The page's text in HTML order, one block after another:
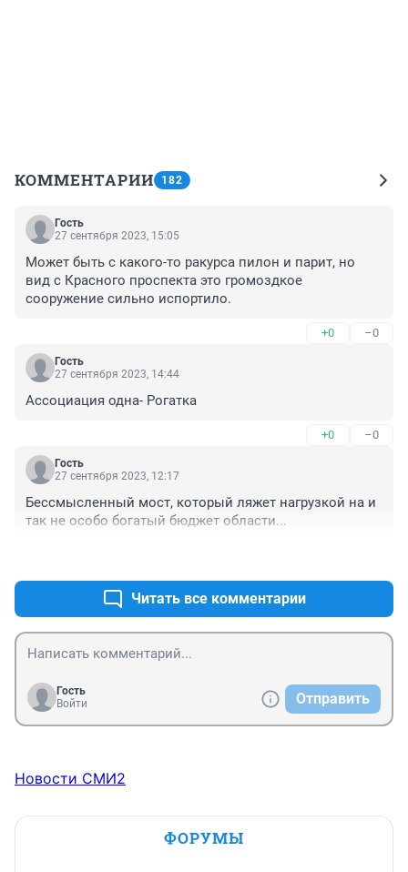
КОММЕНТАРИИ 182
Гость
27 сентября 2023, 15:05
Может быть с какого-то ракурса пилон и парит, но
вид с Красного проспекта это громоздкое
сооружение сильно испортило.
+0 –0
Гость
27 сентября 2023, 14:44
Ассоциация одна- Рогатка
+0 –0
Гость
27 сентября 2023, 12:17
Бессмысленный мост, который ляжет нагрузкой на и
так не особо богатый бюджет области...
Читать все комментарии
Гость
Войти
Отправить
Новости СМИ2
ФОРУМЫ